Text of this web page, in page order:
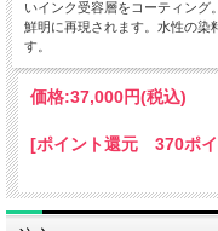
いインク受容層をコーティング
鮮明に再現されます。水性の染
す。
価格:37,000円(税込)
[ポイント還元 370ポ